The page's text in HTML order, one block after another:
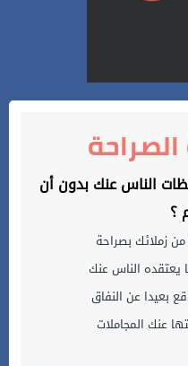
الناس عنك بدون أن
؟
زملائك بصراحة
يعتقده الناس عنك
بعيدا عن النفاق
عنك المجاملات